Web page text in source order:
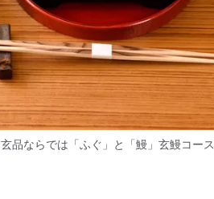
玄品ならでは「ふぐ」と「鰻」玄鰻コース